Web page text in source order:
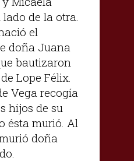
de la otra.
el
doña Juana
bautizaron
Lope Félix.
Vega recogía
hijos de su
ésta murió. Al
doña